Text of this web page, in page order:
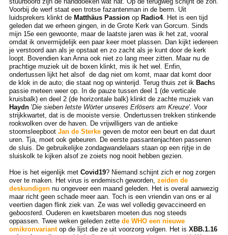
Voorbij de werf staat een trotse fazantenman in de berm. Uit
luidsprekers klinkt de Matthäus Passionop Radio4. Het is een tijd
geleden dat we erheen gingen, in de Grote Kerk van Gorcum. Sinds
mijn 15e een gewoonte, maar de laatste jaren was ik het zat, vooral
omdat ik onvermijdelijk een paar keer moet plassen. Dan kijkt iedereen
je verstoord aan als je opstaat en zo zacht als je kunt door de kerk
loopt. Bovendien kan Anna ook niet zo lang meer zitten. Maar nu de
prachtige muziek uit de boxen klinkt, mis ik het wel. Enfin,
ondertussen lijkt het alsof de dag niet om komt, maar dat komt door
de klok in de auto; die staat nog op winterijd. Terug thuis zet ik Bachs
passie meteen weer op. In de pauze tussen deel 1 (de verticale
kruisbalk) en deel 2 (de horizontale balk) klinkt de zachte muziek van
Haydn 'Die sieben letste Wörter unseres Erlösers am Kreuze'. Voor
strijkkwartet, dat is de mooiste versie. Ondertussen trekken stinkende
rookwolken over de haven. De vrijwilligers van de antieke
stoomsleepboot Jan de Sterkegeven de motor een beurt en dat duurt
uren. Tja, moet ook gebeuren. De eerste passantenjachten passeren
de sluis. De gebruikelijke zondagwandelaars staan op een rijtje in de
sluiskolk te kijken alsof ze zoiets nog nooit hebben gezien.
Hoe is het eigenlijk met Covid19? Niemand schijnt zich er nog zorgen
over te maken. Het virus is endemisch geworden, zeiden de
deskundigennu ongeveer een maand geleden. Het is overal aanwezig
maar richt geen schade meer aan. Toch is een vriendin van ons er al
veertien dagen flink ziek van. Ze was wel volledig gevaccineerd en
geboosterd. Ouderen en kwetsbaren moeten dus nog steeds
oppassen. Twee weken geleden zette de WHO een nieuwe
omikronvariantop de lijst die ze uit voorzorg volgen. Het is XBB.1.16